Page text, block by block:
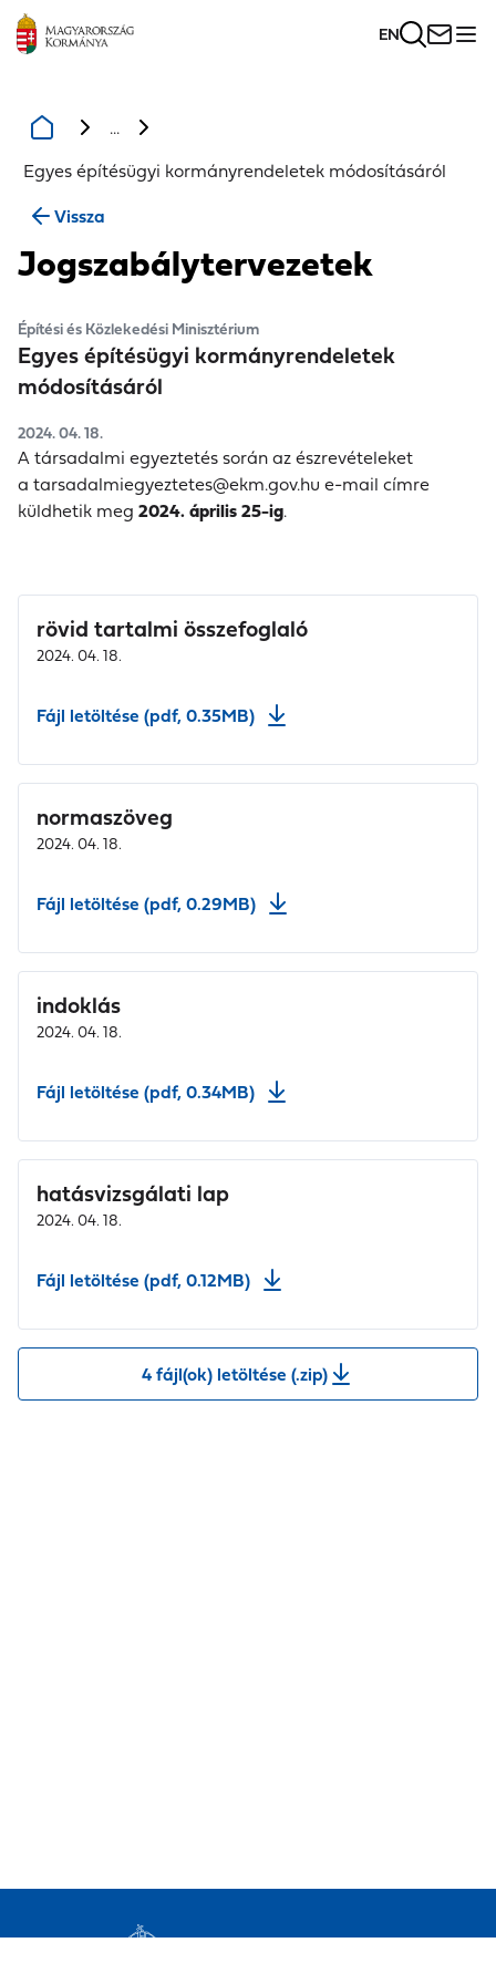
EN
...
Egyes építésügyi kormányrendeletek módosításáról
Vissza
Jogszabálytervezetek
Építési és Közlekedési Minisztérium
Egyes építésügyi kormányrendeletek
módosításáról
2024. 04. 18.
A társadalmi egyeztetés során az észrevételeket
a tarsadalmiegyeztetes@ekm.gov.hu e-mail címre
küldhetik meg 2024. április 25-ig.
rövid tartalmi összefoglaló
2024. 04. 18.
Fájl letöltése (pdf, 0.35MB)
normaszöveg
2024. 04. 18.
Fájl letöltése (pdf, 0.29MB)
indoklás
2024. 04. 18.
Fájl letöltése (pdf, 0.34MB)
hatásvizsgálati lap
2024. 04. 18.
Fájl letöltése (pdf, 0.12MB)
4 fájl(ok) letöltése (.zip)